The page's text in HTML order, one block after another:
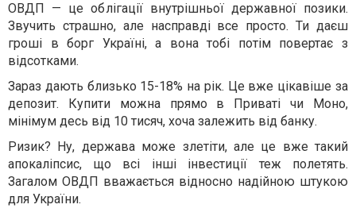
ОВДП — це облігації внутрішньої державної позики.
Звучить страшно, але насправді все просто. Ти даєш
гроші в борг Україні, а вона тобі потім повертає з
відсотками.
Зараз дають близько 15-18% на рік. Це вже цікавіше за
депозит. Купити можна прямо в Приваті чи Моно,
мінімум десь від 10 тисяч, хоча залежить від банку.
Ризик? Ну, держава може злетіти, але це вже такий
апокаліпсис, що всі інші інвестиції теж полетять.
Загалом ОВДП вважається відносно надійною штукою
для України.